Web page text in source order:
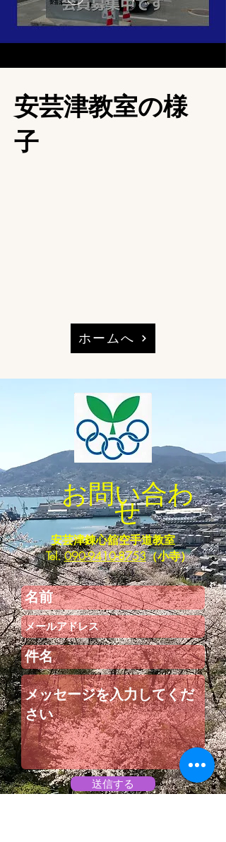
​安芸津教室の様
子​
ホームへ
お問い合わ
せ
​安芸津錬心舘空手道教室
Tel.090-9410-8753（小寺）
送信する